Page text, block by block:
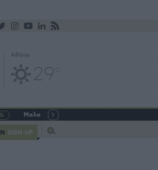
Μαλακό σιτάρι
SIGN UP